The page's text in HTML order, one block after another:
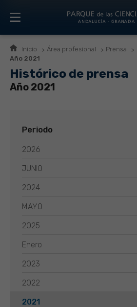
Inicio Área profesional Prensa
Año 2021
Histórico de prensa
Año 2021
Periodo
2026
JUNIO
2024
MAYO
2025
Enero
2023
2022
2021